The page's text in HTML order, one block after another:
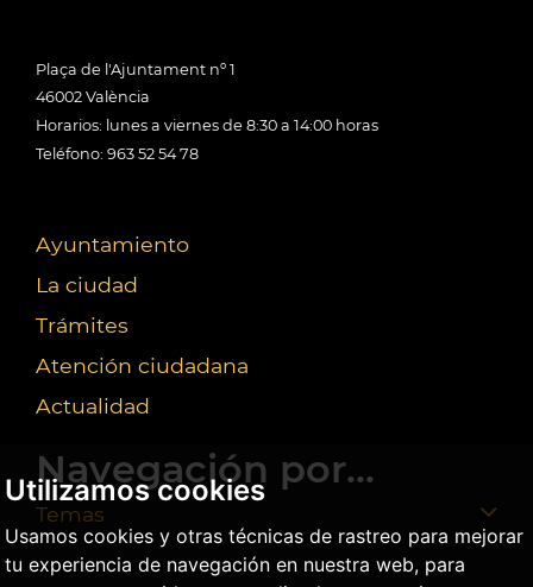
Utilizamos cookies
Usamos cookies y otras técnicas de rastreo para mejorar
tu experiencia de navegación en nuestra web, para
Plaça de l'Ajuntament nº 1
46002 València
Horarios: lunes a viernes de 8:30 a 14:00 horas
Teléfono: 963 52 54 78
Ayuntamiento
La ciudad
Trámites
Atención ciudadana
Actualidad
Navegación por...
Temas